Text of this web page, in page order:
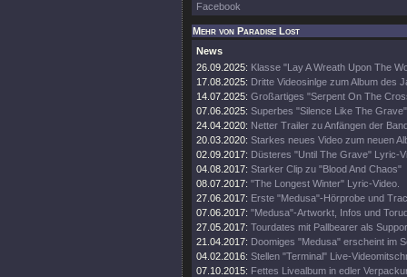
Facebook
Mehr von Paradise Lost
News
26.09.2025: Klasse "Lay A Wreath Upon The
17.08.2025: Dritte Videosinlge zum Album des
14.07.2025: Großartiges "Serpent On The
07.06.2025: Superbes "Silence Like The
24.04.2020: Netter Trailer zu Anfängen der
20.03.2020: Starkes neues Video zum neuen
02.09.2017: Düsteres "Until The Grave" Lyric-
04.08.2017: Starker Clip zu "Blood And Chaos"
08.07.2017: "The Longest Winter" Lyric-Video.
27.06.2017: Erste "Medusa"-Hörprobe und
07.06.2017: "Medusa"-Artworkt, Infos und
27.05.2017: Tourdates mit Pallbearer als
21.04.2017: Doomiges "Medusa" erscheint im
04.02.2016: Stellen "Terminal" Live-
07.10.2015: Fettes Livealbum in edler